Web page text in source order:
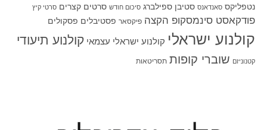
נטפליקס סאנדאנס סטיבן ספילברג סיכום חודש סרטים קצרים סרטי קיץ
פודקאסט סינמסקופ הקצה פיקסאר פסטיבלים פסקולים
קולנוע ישראלי קולנוע ישראלי עצמאי קולנוע תיעודי
קטנוניזם שוברי קופות תסריטאות